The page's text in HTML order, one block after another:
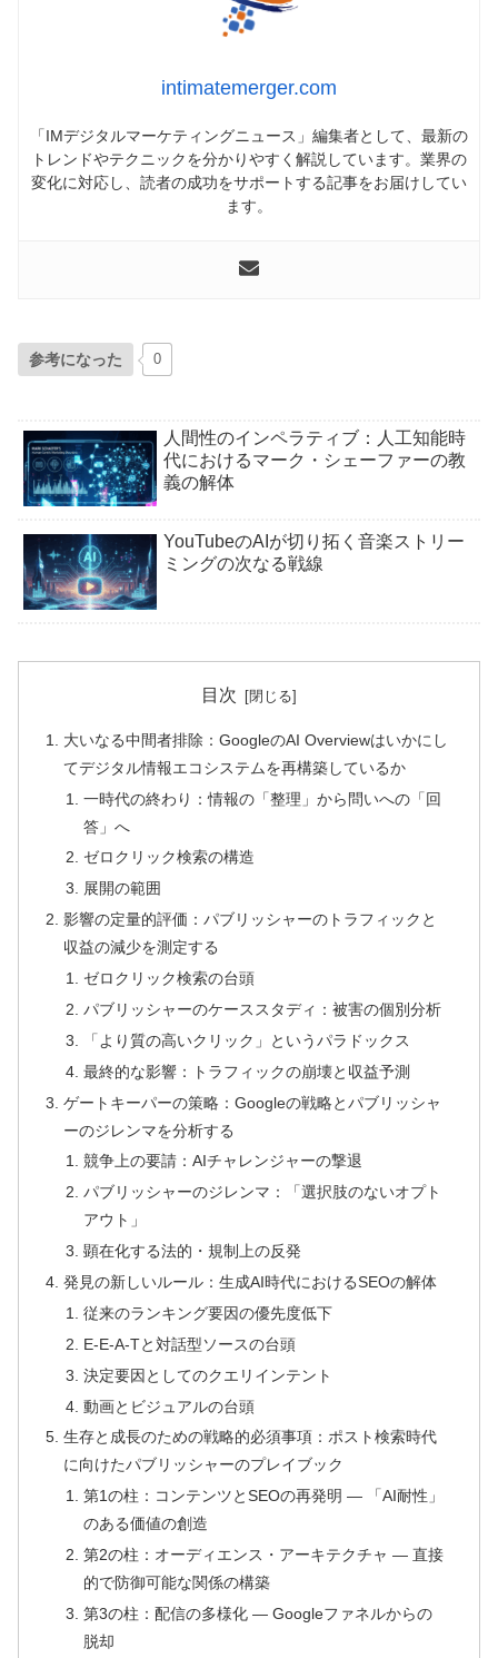
intimatemerger.com
「IMデジタルマーケティングニュース」編集者として、最新の
トレンドやテクニックを分かりやすく解説しています。業界の
変化に対応し、読者の成功をサポートする記事をお届けしてい
ます。
参考になった 0
人間性のインペラティブ：人工知能時
代におけるマーク・シェーファーの教
義の解体
YouTubeのAIが切り拓く音楽ストリー
ミングの次なる戦線
目次
大いなる中間者排除：GoogleのAI Overviewはいかにし
てデジタル情報エコシステムを再構築しているか
一時代の終わり：情報の「整理」から問いへの「回
答」へ
ゼロクリック検索の構造
展開の範囲
影響の定量的評価：パブリッシャーのトラフィックと
収益の減少を測定する
ゼロクリック検索の台頭
パブリッシャーのケーススタディ：被害の個別分析
「より質の高いクリック」というパラドックス
最終的な影響：トラフィックの崩壊と収益予測
ゲートキーパーの策略：Googleの戦略とパブリッシャ
ーのジレンマを分析する
競争上の要請：AIチャレンジャーの撃退
パブリッシャーのジレンマ：「選択肢のないオプト
アウト」
顕在化する法的・規制上の反発
発見の新しいルール：生成AI時代におけるSEOの解体
従来のランキング要因の優先度低下
E-E-A-Tと対話型ソースの台頭
決定要因としてのクエリインテント
動画とビジュアルの台頭
生存と成長のための戦略的必須事項：ポスト検索時代
に向けたパブリッシャーのプレイブック
第1の柱：コンテンツとSEOの再発明 ― 「AI耐性」
のある価値の創造
第2の柱：オーディエンス・アーキテクチャ ― 直接
的で防御可能な関係の構築
第3の柱：配信の多様化 ― Googleファネルからの
脱却